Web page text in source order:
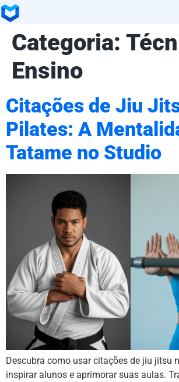
Categoria:
Ensino
Citações de Jiu
Pilates: A
Tatame no Studio
Descubra como usar citações de jiu jitsu
inspirar alunos e aprimorar suas aulas.